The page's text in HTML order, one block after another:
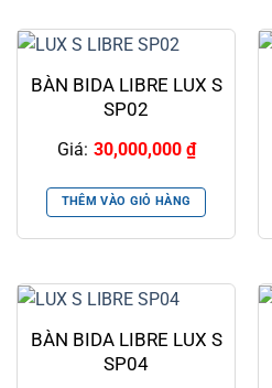
BÀN BIDA LIBRE LUX S
SP02
Giá: 30,000,000 ₫
THÊM VÀO GIỎ HÀNG
BÀN BIDA LIBRE LUX S
SP04